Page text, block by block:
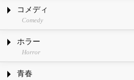
コメディ
Comedy
ホラー
Horror
青春